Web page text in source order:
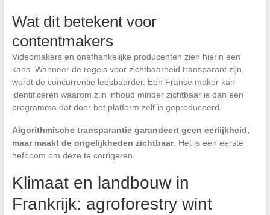
Wat dit betekent voor
contentmakers
Videomakers en onafhankelijke producenten zien hierin een
kans. Wanneer de regels voor zichtbaarheid transparant zijn,
wordt de concurrentie leesbaarder. Een Franse maker kan
identificeren waarom zijn inhoud minder zichtbaar is dan een
programma dat door het platform zelf is geproduceerd.
Algorithmische transparantie garandeert geen eerlijkheid,
maar maakt de ongelijkheden zichtbaar. Het is een eerste
hefboom om deze te corrigeren.
Klimaat en landbouw in
Frankrijk: agroforestry wint